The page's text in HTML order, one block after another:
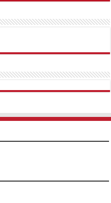
TipobetMatadorbetMariobet